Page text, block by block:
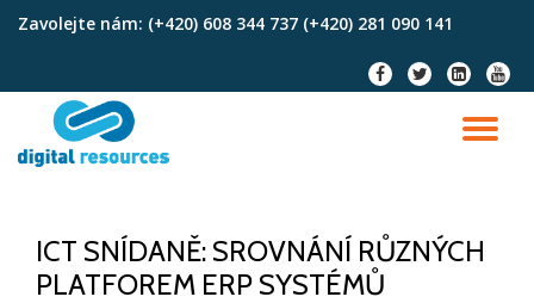
Zavolejte nám: (+420) 608 344 737 (+420) 281 090 141
fa-
facebook
fa-
twitter
fa-
linkedin-
square
fa-
ICT SNÍDANĚ: SROVNÁNÍ RŮZNÝCH
PLATFOREM ERP SYSTÉMŮ